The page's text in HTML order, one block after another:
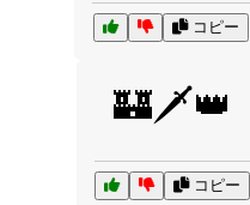
コピー
🏰🗡️👑
コピー